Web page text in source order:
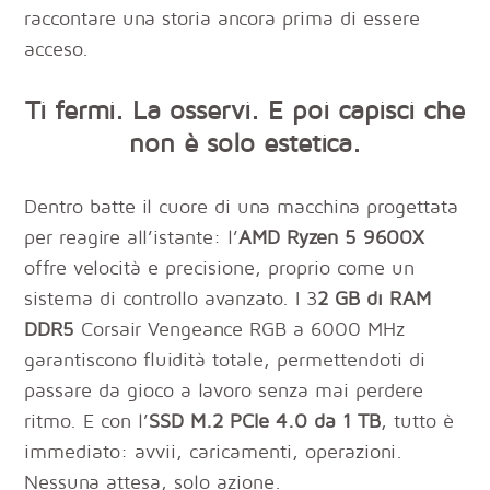
raccontare una storia ancora prima di essere
acceso.
Ti fermi. La osservi. E poi capisci che
non è solo estetica.
Dentro batte il cuore di una macchina progettata
per reagire all’istante: l’AMD Ryzen 5 9600X
offre velocità e precisione, proprio come un
sistema di controllo avanzato. I 32 GB di RAM
DDR5 Corsair Vengeance RGB a 6000 MHz
garantiscono fluidità totale, permettendoti di
passare da gioco a lavoro senza mai perdere
ritmo. E con l’SSD M.2 PCIe 4.0 da 1 TB, tutto è
immediato: avvii, caricamenti, operazioni.
Nessuna attesa, solo azione.